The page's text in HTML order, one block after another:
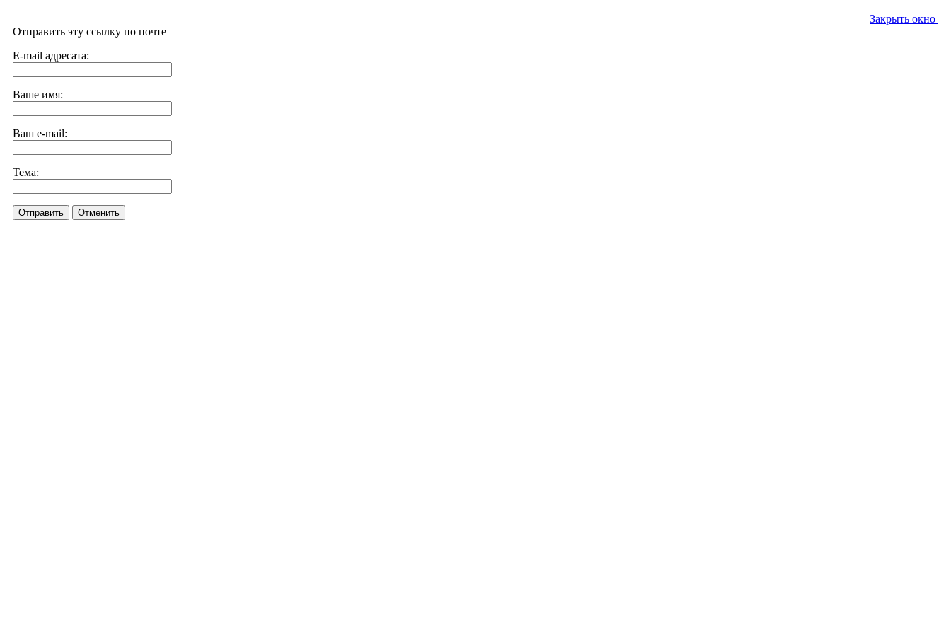
Закрыть окно
Отправить эту ссылку по почте
E-mail адресата:
Ваше имя:
Ваш e-mail:
Тема:
Отправить Отменить